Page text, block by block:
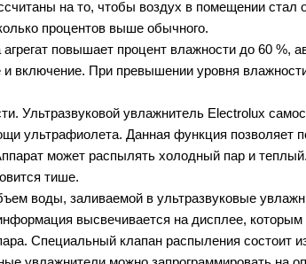
на то, чтобы воздух в помещении
процентов выше обычного.
повышает процент влажности до 60 %,
включение. При превышении уровня
Ультразвуковой увлажнитель Electrolux
ультрафиолета. Данная функция позволяет
может распылять холодный пар и
тише.
воды, заливаемой в ультразвуковые
высвечивается на дисплее,
Специальный клапан распыления состоит